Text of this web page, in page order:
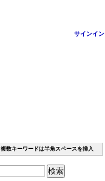
サインイン
複数キーワードは半角スペースを挿入